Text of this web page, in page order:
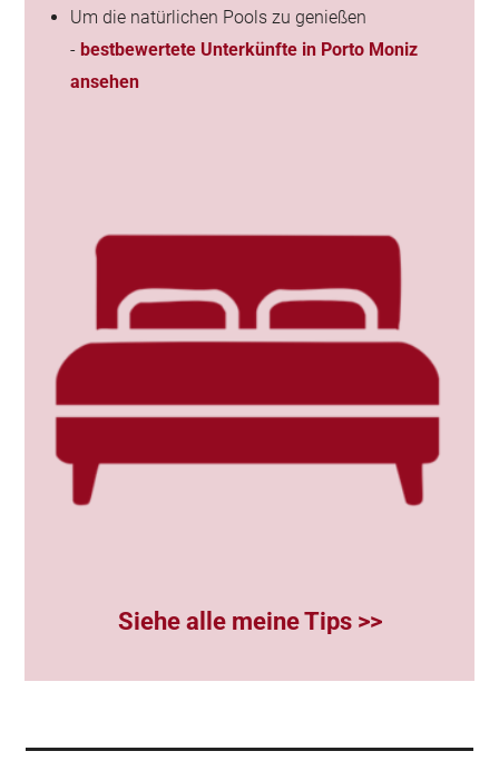
Um die natürlichen Pools zu genießen
-bestbewertete Unterkünfte in Porto Moniz
ansehen
Siehe alle meine Tips >>